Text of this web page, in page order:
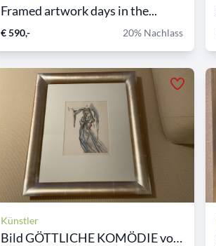
Framed artwork days in the...
€ 590,- 20% Nachlass
Künstler
Bild GÖTTLICHE KOMÖDIE von...